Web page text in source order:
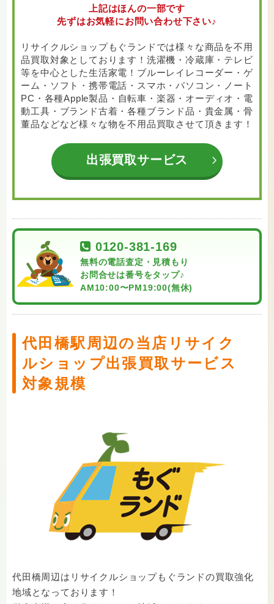
上記はほんの一部です
先ずはお気軽にお問い合わせ下さい♪
リサイクルショップもぐランドでは様々な商品を不用
品買取対象としております！洗濯機・冷蔵庫・テレビ
等を中心とした生活家電！ブルーレイレコーダー・ゲ
ーム・ソフト・携帯電話・スマホ・パソコン・ノート
PC・各種Apple製品・自転車・楽器・オーディオ・電
動工具・ブランド古着・各種ブランド品・貴金属・骨
董品などなど様々な物を不用品買取させて頂きます！
出張買取サービス
0120-381-169
無料の電話査定・見積もり
お問合せは番号をタップ♪
AM10:00〜PM19:00(無休)
代田橋駅周辺の当店リサイク
ルショップ出張買取サービス
対象規模
代田橋周辺はリサイクルショップもぐランドの買取強化
地域となっております！